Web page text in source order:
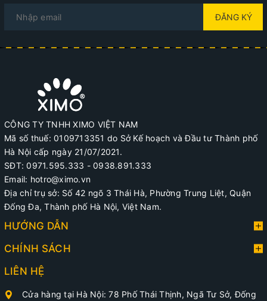
ĐĂNG KÝ
CÔNG TY TNHH XIMO VIỆT NAM
Mã số thuế: 0109713351 do Sở Kế hoạch và Đầu tư Thành phố
Hà Nội cấp ngày 21/07/2021.
SĐT: 0971.595.333 - 0938.891.333
Email: hotro@ximo.vn
Địa chỉ trụ sở: Số 42 ngõ 3 Thái Hà, Phường Trung Liệt, Quận
Đống Đa, Thành phố Hà Nội, Việt Nam.
HƯỚNG DẪN
CHÍNH SÁCH
LIÊN HỆ
Cửa hàng tại Hà Nội: 78 Phố Thái Thịnh, Ngã Tư Sở, Đống